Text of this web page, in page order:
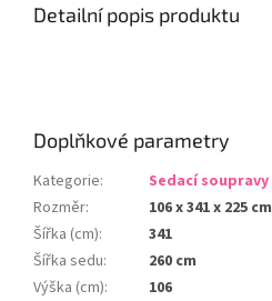
Detailní popis produktu
Doplňkové parametry
Kategorie:
Sedací soupravy
Rozměr:
106 x 341 x 225 cm
Šířka (cm):
341
Šířka sedu:
260 cm
Výška (cm):
106